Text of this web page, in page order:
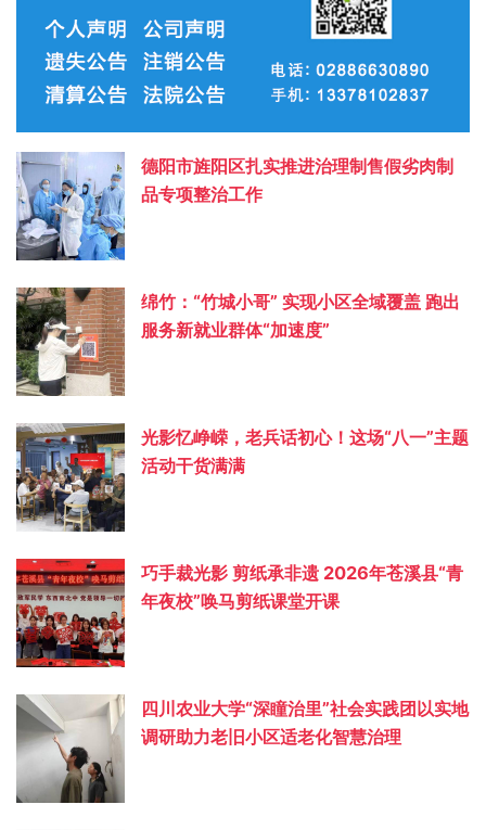
德阳市旌阳区扎实推进治理制售假劣肉制
品专项整治工作
绵竹：“竹城小哥” 实现小区全域覆盖 跑出
服务新就业群体“加速度”
光影忆峥嵘，老兵话初心！这场“八一”主题
活动干货满满
巧手裁光影 剪纸承非遗 2026年苍溪县“青
年夜校”唤马剪纸课堂开课
四川农业大学“深瞳治里”社会实践团以实地
调研助力老旧小区适老化智慧治理